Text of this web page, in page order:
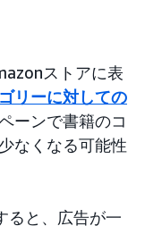
ストアに表
リーに対しての
ーンで書籍のコ
なくなる可能性
ると、広告が一